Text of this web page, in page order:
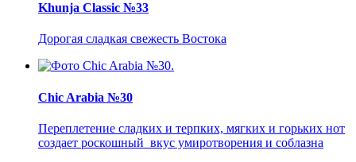
Khunja Classic №33
Дорогая сладкая свежесть Востока
Chic Arabia №30
Переплетение сладких и терпких, мягких и горьких нот
создает роскошный вкус умиротворения и соблазна